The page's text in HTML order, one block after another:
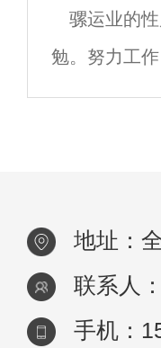
交通运输工
骡运业的
勉。努力工
复一年。应
地址：
联系人
手机：